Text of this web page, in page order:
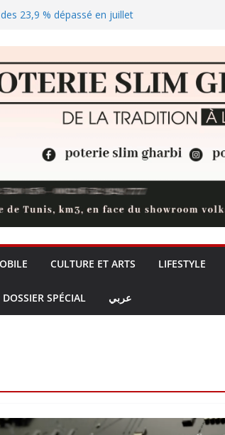
23,9 % dépassé en juillet
qui joue les arbitres sur
du moniteur gaming
CULTURE ET ARTS LIFESTYLE
DOSSIER SPÉCIAL عربي